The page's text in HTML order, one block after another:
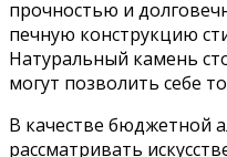
прочностью и
печную конструкцию
Натуральный камень
могут позволить себе
В качестве бюджетной
рассматривать